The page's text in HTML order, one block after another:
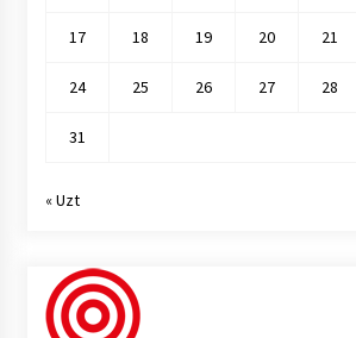
17 18 19 20 21
24 25 26 27 28
31
« Uzt